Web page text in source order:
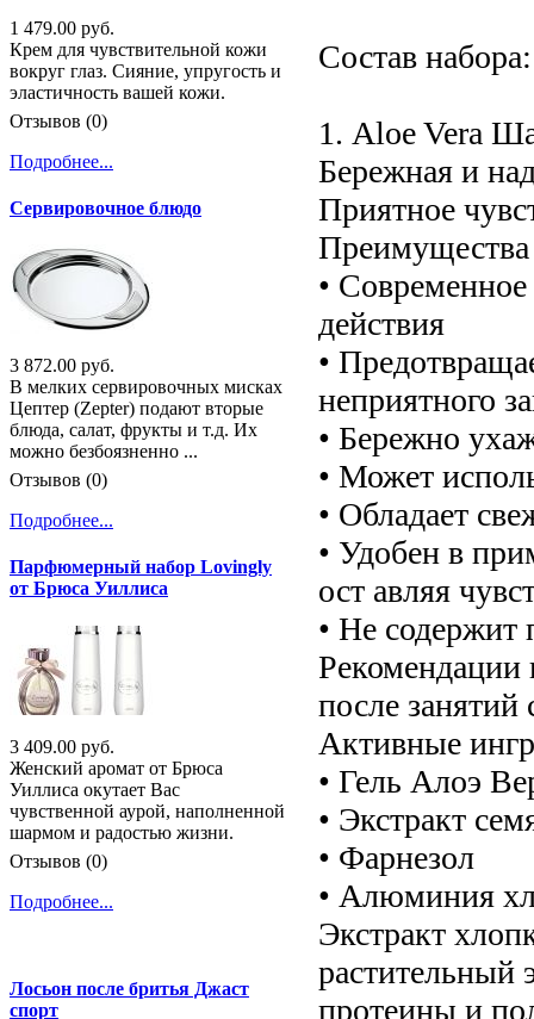
Состав набора:
1. Aloe Vera
Бережная и
Приятное
Преимущества
•
действия
•
неприятного
• Бережно
• Может
• Обладает
• Удобен в
ост авляя
• Не содержит
Рекомендации
после
Активные
• Гель Алоэ
• Экстракт
• Фарнезол
• Алюминия
Экстракт
растительный
протеины и
1 479.00 руб.
Крем для чувствительной кожи
вокруг глаз. Сияние, упругость и
эластичность вашей кожи.
Отзывов (0)
Подробнее...
Сервировочное блюдо
3 872.00 руб.
В мелких сервировочных мисках
Цептер (Zepter) подают вторые
блюда, салат, фрукты и т.д. Их
можно безбоязненно ...
Отзывов (0)
Подробнее...
Парфюмерный набор Lovingly
от Брюса Уиллиса
3 409.00 руб.
Женский аромат от Брюса
Уиллиса окутает Вас
чувственной аурой, наполненной
шармом и радостью жизни.
Отзывов (0)
Подробнее...
Лосьон после бритья Джаст
спорт